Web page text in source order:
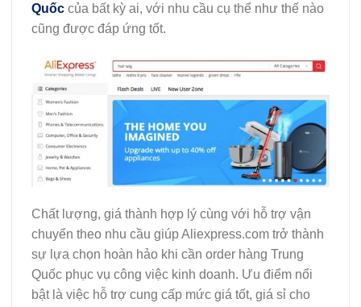
Quốc của bất kỳ ai, với nhu cầu cụ thể như thế nào
cũng được đáp ứng tốt.
Chất lượng, giá thành hợp lý cùng với hỗ trợ vận
chuyển theo nhu cầu giúp Aliexpress.com trở thành
sự lựa chọn hoàn hảo khi cần order hàng Trung
Quốc phục vụ công việc kinh doanh. Ưu điểm nổi
bật là việc hỗ trợ cung cấp mức giá tốt, giá sỉ cho